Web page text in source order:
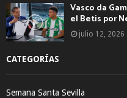
Vasco da
el Betis por
julio 12, 2026
CATEGORÍAS
Semana Santa Sevilla